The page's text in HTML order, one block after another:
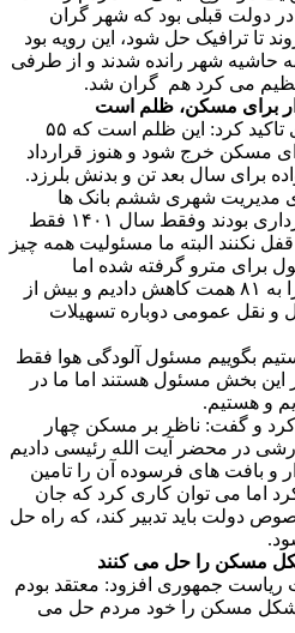
دولت قبلی بود که شهر گران
تا ترافیک حل شود، این رویه بود
به حاشیه شهر رانده شدند و از طرفی
می کرد هم گران شد.
نامزد انتخابات ریاست جمهوری تاکید کرد: این ظلم است که ۵۵
مسکن خرج شود و هنوز قرارداد
برای سال بعد تن و بدنش بلرزد.
مدیریت شهری ششم بانک ها
مدعی طلب ۱۷۰ همتی از شهرداری بودند وفقط سال ۱۴۰۱ فقط
قفل نکنند البته ما مسئولیت همه چیز
برای مترو گرفته شده اما
پرداخت نشده بود و امروز آن را به ۸۱ همت کاهش دادیم و بیش از
و نقل عمومی دوباره تسهیلات
بگوییم مسئول آلودگی هوا فقط
۲۳ دستگاه در این بخش مسئول هستند اما ما در
و گفت: ناظر بر مسکن چهار
در محضر آیت الله رئیسی دادیم
و بافت های فرسوده آن را تامین
اما می توان کاری کرد که جان
دولت باید تدبیر کند، که راه حل
مسکن را حل می کنند
ریاست جمهوری افزود: معتقد بودم
مسکن را خود مردم حل می